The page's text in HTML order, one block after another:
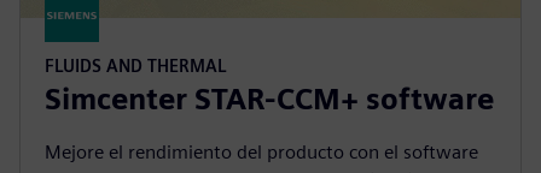
FLUIDS AND THERMAL
Simcenter STAR-CCM+ software
Mejore el rendimiento del producto con el software